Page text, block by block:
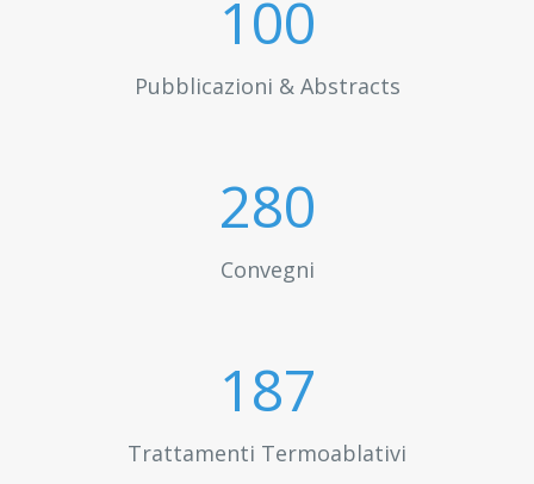
100
Pubblicazioni & Abstracts
300
Convegni
200
Trattamenti Termoablativi